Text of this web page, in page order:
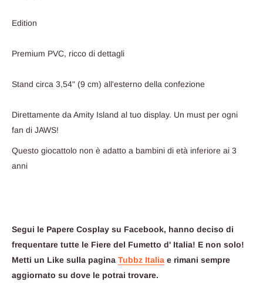
Edition
Premium PVC, ricco di dettagli
Stand circa 3,54" (9 cm) all'esterno della confezione
Direttamente da Amity Island al tuo display. Un must per ogni
fan di JAWS!
Questo giocattolo non è adatto a bambini di età inferiore ai 3
anni
Segui le Papere Cosplay su Facebook, hanno deciso di
frequentare tutte le Fiere del Fumetto d' Italia! E non solo!
Metti un Like sulla pagina Tubbz Italia e rimani sempre
aggiornato su dove le potrai trovare.